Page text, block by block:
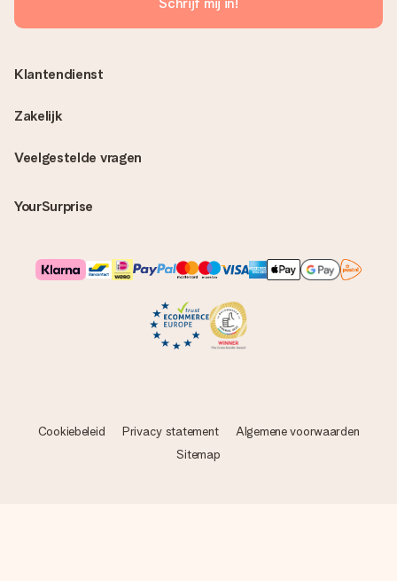
Veelgestelde vragen
YourSurprise
Klantendienst
Zakelijk
Cookiebeleid Privacy statement
Algemene voorwaarden
Sitemap